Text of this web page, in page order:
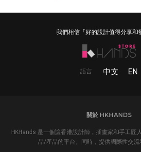
我們相信「好的設計值得分享和
語言 中文 EN
關於 HKHANDS
HKHands 是一個讓香港設計師，插畫家和手工匠
品/產品的平台。同時，提供國際性交流